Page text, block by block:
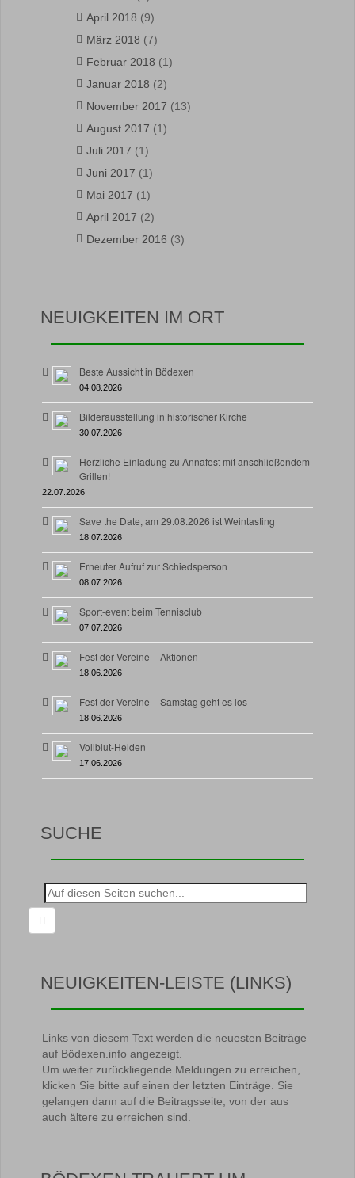
April 2018 (9)
März 2018 (7)
Februar 2018 (1)
Januar 2018 (2)
November 2017 (13)
August 2017 (1)
Juli 2017 (1)
Juni 2017 (1)
Mai 2017 (1)
April 2017 (2)
Dezember 2016 (3)
NEUIGKEITEN IM ORT
Beste Aussicht in Bödexen
04.08.2026
Bilderausstellung in historischer Kirche
30.07.2026
Herzliche Einladung zu Annafest mit anschließendem
Grillen!
22.07.2026
Save the Date, am 29.08.2026 ist Weintasting
18.07.2026
Erneuter Aufruf zur Schiedsperson
08.07.2026
Sport-event beim Tennisclub
07.07.2026
Fest der Vereine – Aktionen
18.06.2026
Fest der Vereine – Samstag geht es los
18.06.2026
Vollblut-Helden
17.06.2026
SUCHE
Suche
nach:
NEUIGKEITEN-LEISTE (LINKS)
Links von diesem Text werden die neuesten Beiträge
auf Bödexen.info angezeigt.
Um weiter zurückliegende Meldungen zu erreichen,
klicken Sie bitte auf einen der letzten Einträge. Sie
gelangen dann auf die Beitragsseite, von der aus
auch ältere zu erreichen sind.